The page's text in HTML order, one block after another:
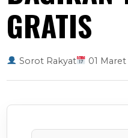
GRATIS
Sorot Rakyat 01 Maret